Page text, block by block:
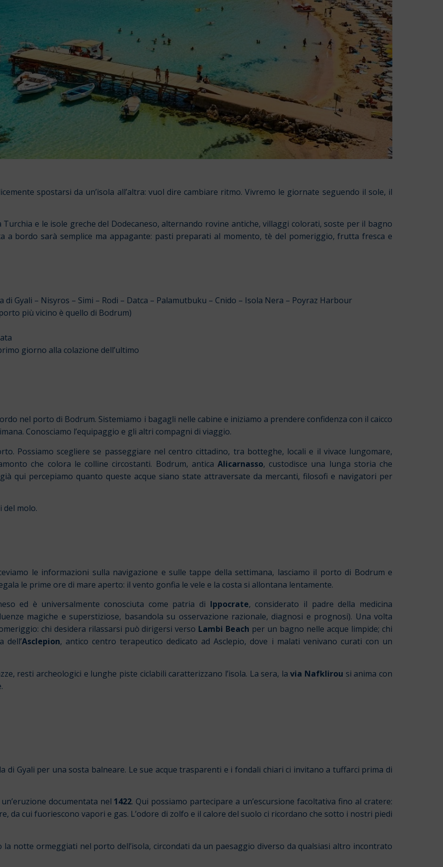
spostarsi da un’isola all’altra: vuol dire cambiare ritmo. Vivremo le giornate seguendo il sole, il
e le isole greche del Dodecaneso, alternando rovine antiche, villaggi colorati, soste per il bagno
a bordo sarà semplice ma appagante: pasti preparati al momento, tè del pomeriggio, frutta fresca e
di Gyali – Nisyros – Simi – Rodi – Datca – Palamutbuku – Cnido – Isola Nera – Poyraz Harbour
più vicino è quello di Bodrum)
giorno alla colazione dell’ultimo
nel porto di Bodrum. Sistemiamo i bagagli nelle cabine e iniziamo a prendere confidenza con il caicco
Conosciamo l’equipaggio e gli altri compagni di viaggio.
Possiamo scegliere se passeggiare nel centro cittadino, tra botteghe, locali e il vivace lungomare,
che colora le colline circostanti. Bodrum, antica Alicarnasso, custodisce una lunga storia che
qui percepiamo quanto queste acque siano state attraversate da mercanti, filosofi e navigatori per
molo.
le informazioni sulla navigazione e sulle tappe della settimana, lasciamo il porto di Bodrum e
le prime ore di mare aperto: il vento gonfia le vele e la costa si allontana lentamente.
ed è universalmente conosciuta come patria di Ippocrate, considerato il padre della medicina
magiche e superstiziose, basandola su osservazione razionale, diagnosi e prognosi). Una volta
chi desidera rilassarsi può dirigersi verso Lambi Beach per un bagno nelle acque limpide; chi
dell’Asclepion, antico centro terapeutico dedicato ad Asclepio, dove i malati venivano curati con un
resti archeologici e lunghe piste ciclabili caratterizzano l’isola. La sera, lavia Nafklirou si anima con
di Gyali per una sosta balneare. Le sue acque trasparenti e i fondali chiari ci invitano a tuffarci prima di
documentata nel 1422. Qui possiamo partecipare a un’escursione facoltativa fino al cratere:
da cui fuoriescono vapori e gas. L’odore di zolfo e il calore del suolo ci ricordano che sotto i nostri piedi
la notte ormeggiati nel porto dell’isola, circondati da un paesaggio diverso da qualsiasi altro incontrato